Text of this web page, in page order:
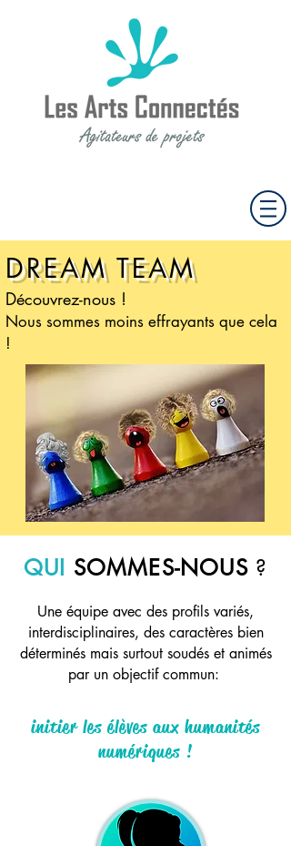
DREAM TEAM
Découvrez-nous !
Nous sommes moins effrayants que cela
!
QUI SOMMES-NOUS?
Une équipe avec des profils variés,
interdisciplinaires, des caractères bien
déterminés mais surtout soudés et animés
par un objectif commun:
initier les élèves aux humanités
numériques !